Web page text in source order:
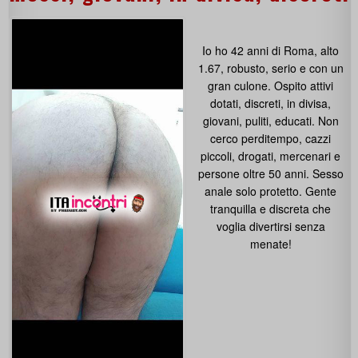
Io ho 42 anni di Roma, alto
1.67, robusto, serio e con un
gran culone. Ospito attivi
dotati, discreti, in divisa,
giovani, puliti, educati. Non
cerco perditempo, cazzi
piccoli, drogati, mercenari e
persone oltre 50 anni. Sesso
anale solo protetto. Gente
tranquilla e discreta che
voglia divertirsi senza
menate!